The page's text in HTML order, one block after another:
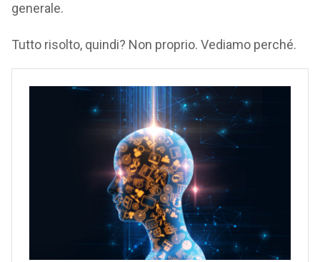
generale.
Tutto risolto, quindi? Non proprio. Vediamo perché.